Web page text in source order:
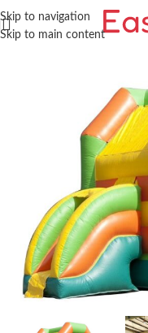
Skip to navigation
Skip to main content